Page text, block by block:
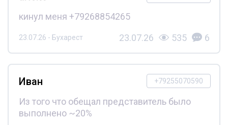
кинул меня +79268854265
23.07.26 - Бухарест 23.07.26 535 6
+79255070590
Иван
Из того что обещал представитель было
выполнено ~20%